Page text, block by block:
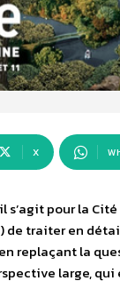
X
s’agit pour la
de traiter en
replaçant la
large, qui